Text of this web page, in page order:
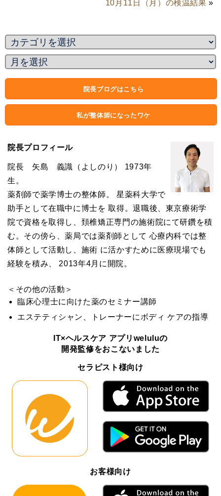
10月11日（月）の検温結果 »
院長ブログはこちら
私が整体師になったワケ
院長プロフィール
院長 矢島 義識（よしのり） 1973年
生。
薬剤師で薬学博士の整体師。 星薬科大学で
助手として在職中に博士を 取得。退職後、東京療術学
院で資格を取得し、頚椎矯正専門の施術院にて研鑽を積
む。その傍ら、薬局では薬剤師として 心療内科では整
体師として活動し、施術 に活かすために医療現場でも
経験を積み、 2013年4月に開院。
＜その他の活動＞
臨床心理士に向けた薬のセミナー講師
エステティシャン、トレーナーにボディ ケアの指導
IT×ヘルスケア アプリweluluの
開発監修をおこないました
セラピスト様向け
お客様向け